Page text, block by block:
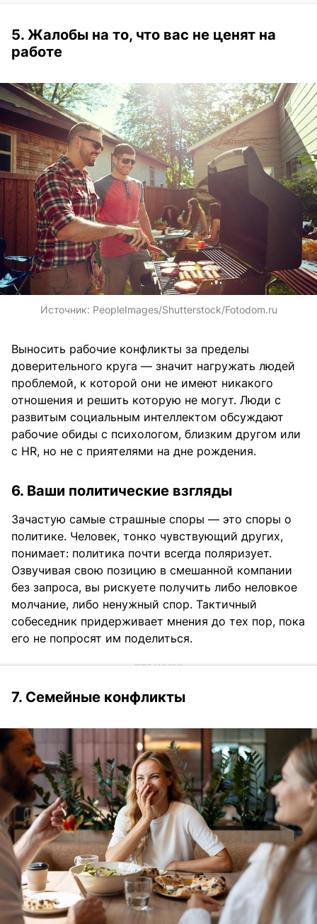
5. Жалобы на то, что вас не ценят на
работе
Источник: PeopleImages/Shutterstock/Fotodom.ru
Выносить рабочие конфликты за пределы
доверительного круга — значит нагружать людей
проблемой, к которой они не имеют никакого
отношения и решить которую не могут. Люди с
развитым социальным интеллектом обсуждают
рабочие обиды с психологом, близким другом или
с HR, но не с приятелями на дне рождения.
6. Ваши политические взгляды
Зачастую самые страшные споры — это споры о
политике. Человек, тонко чувствующий других,
понимает: политика почти всегда поляризует.
Озвучивая свою позицию в смешанной компании
без запроса, вы рискуете получить либо неловкое
молчание, либо ненужный спор. Тактичный
собеседник придерживает мнения до тех пор, пока
его не попросят им поделиться.
7. Семейные конфликты